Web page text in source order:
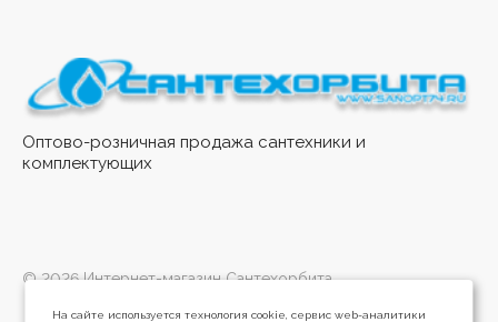
Оптово-розничная продажа сантехники и
комплектующих
© 2026 Интернет-магазин Сантехорбита
На сайте используется технология cookie, сервис web-аналитики